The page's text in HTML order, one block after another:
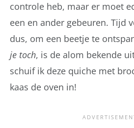
controle heb, maar er moet
een en ander gebeuren. Tijd
dus, om een beetje te
je toch, is de alom bekende
schuif ik deze quiche met
kaas de oven in!